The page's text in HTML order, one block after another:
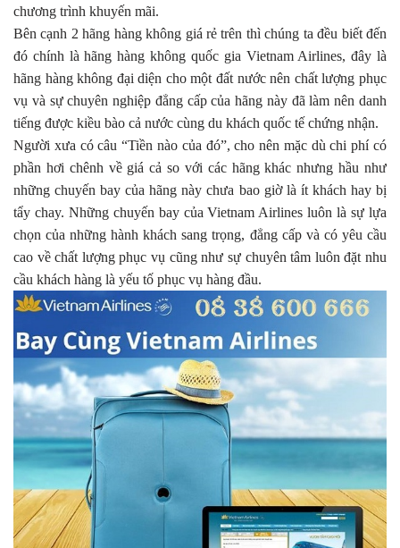
chương trình khuyến mãi.
Bên cạnh 2 hãng hàng không giá rẻ trên thì chúng ta đều biết đến
đó chính là hãng hàng không quốc gia Vietnam Airlines, đây là
hãng hàng không đại diện cho một đất nước nên chất lượng phục
vụ và sự chuyên nghiệp đẳng cấp của hãng này đã làm nên danh
tiếng được kiều bào cả nước cùng du khách quốc tế chứng nhận.
Người xưa có câu “Tiền nào của đó”, cho nên mặc dù chi phí có
phần hơi chênh về giá cả so với các hãng khác nhưng hầu như
những chuyến bay của hãng này chưa bao giờ là ít khách hay bị
tẩy chay. Những chuyến bay của Vietnam Airlines luôn là sự lựa
chọn của những hành khách sang trọng, đẳng cấp và có yêu cầu
cao về chất lượng phục vụ cũng như sự chuyên tâm luôn đặt nhu
cầu khách hàng là yếu tố phục vụ hàng đầu.